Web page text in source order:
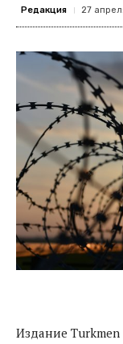
Редакция 27
Издание Turkmen